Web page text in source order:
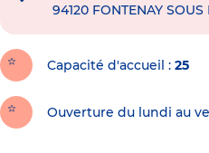
94120 FONTENAY SOUS
Capacité d'accueil 25
Ouverture du lundi au